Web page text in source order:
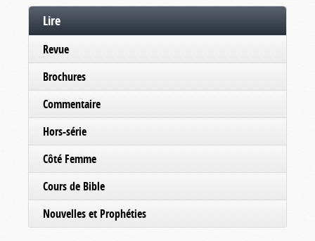
Lire
Revue
Brochures
Commentaire
Hors-série
Côté Femme
Cours de Bible
Nouvelles et Prophéties